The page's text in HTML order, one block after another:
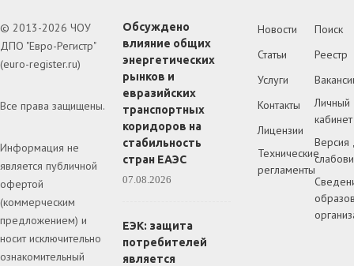
© 2013-2026 ЧОУ
ДПО "Евро-Регистр"
(euro-register.ru)
Все права защищены.
Информация не
является публичной
офертой
(коммерческим
предложением) и
носит исключительно
ознакомительный
Обсуждено
влияние общих
энергетических
рынков и
евразийских
транспортных
коридоров на
стабильность
стран ЕАЭС
07.08.2026
ЕЭК: защита
потребителей
является
Новости
Статьи
Услуги
Контакты
Лицензии
Технические
регламенты
Поиск
Реестр
Личный
кабинет
Версия